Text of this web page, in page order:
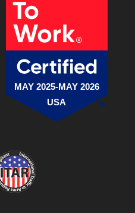
MAY 2025-MAY 2026
USA